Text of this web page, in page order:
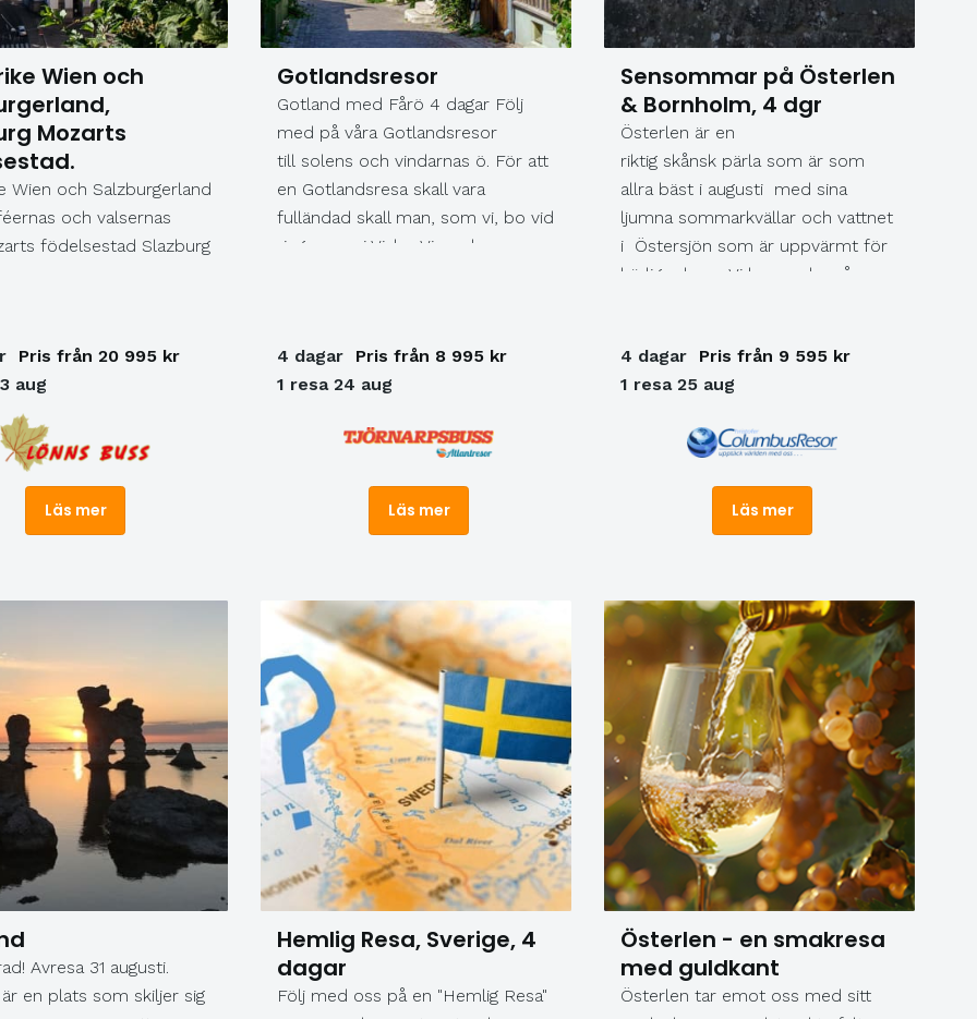
för att de ska utveckla
och känsla. Jennys
ser till att du får i
näringsrik mat både
frukost, lunch och
som går hungrig
här inte. Det är en
gästfri atmosfär på
här kommer du att
Stadspromenad i Nora.
Operaföreställning Opera på
Skäret. (F,M) Dag 4: Guidning på
Lars Lerins Sandgrund. Lunch.
(F,L) F=Frukost L=Lunch
M=Middag
Wien och
Mozarts
Wien och Salzburgerland
och valsernas
födelsestad Slazburg
Pris från 20 995 kr
aug
Läs mer
Gotlandsresor
Gotland med Fårö 4 dagar Följ
med på våra Gotlandsresor
till solens och vindarnas ö. För att
en Gotlandsresa skall vara
fulländad skall man, som vi, bo vid
ring­muren i Visby. Vi upplever
kalkstensformationer, raukar och
en rik flora.
4 dagar
Pris från 8 995 kr
1 resa 24 aug
Läs mer
Sensommar på Österlen
& Bornholm, 4 dgr
Österlen är en
riktig skånsk pärla som är som
allra bäst i augusti med sina
ljumna sommarkvällar och vattnet
i Östersjön som är uppvärmt för
härliga dopp. Vi bor under vår
åker med buss till både Kivik &
Kåseberga och givetvis blir det ett
Glimmingehus tillsammans med
utan resan fortsätter sedan till
solskensön Bornholm, där vi bor
lokalguide.
4 dagar
Pris från 9 595 kr
1 resa 25 aug
Läs mer
Avresa 31 augusti.
en plats som skiljer sig
Hemlig Resa, Sverige, 4
dagar
Följ med oss på en "Hemlig Resa"
Österlen - en smakresa
med guldkant
Österlen tar emot oss med sitt